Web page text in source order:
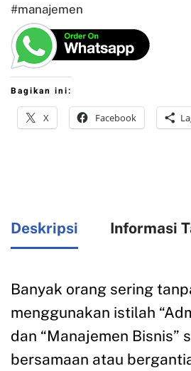
#manajemen
Bagikan ini:
X Facebook
Deskripsi Informasi
Banyak orang sering
menggunakan istilah
dan “Manajemen Bisnis”
bersamaan atau